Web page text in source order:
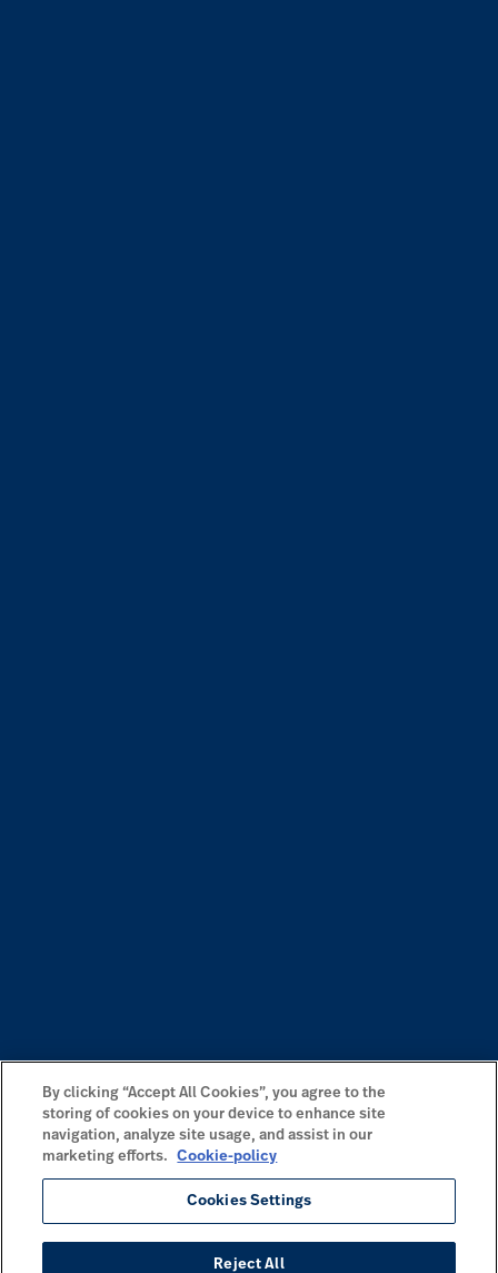
By clicking “Accept All Cookies”, you agree to the
storing of cookies on your device to enhance site
navigation, analyze site usage, and assist in our
marketing efforts.
Cookie-policy
Cookies Settings
Reject All